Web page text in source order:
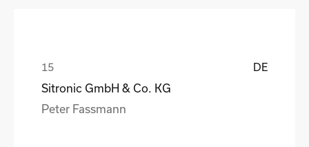
DE
Sitronic GmbH & Co. KG
Peter Fassmann